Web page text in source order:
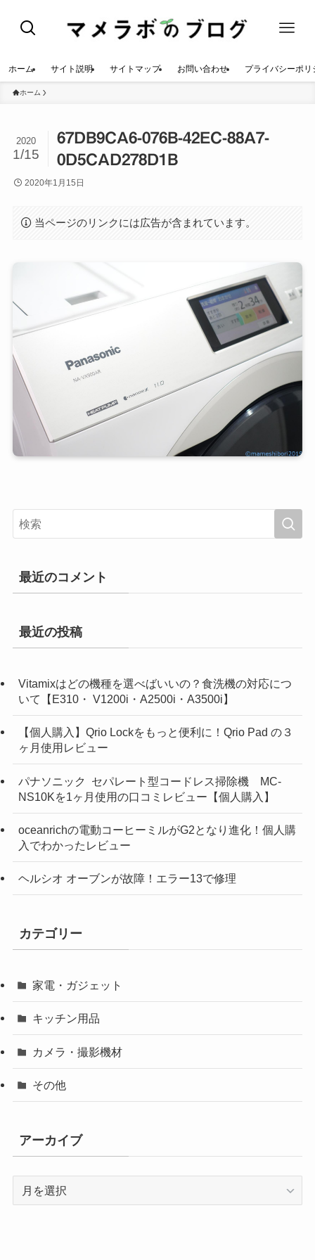
ホーム サイト説明 サイトマップ お問い合わせ プライバシーポリ
ホーム
67DB9CA6-076B-42EC-88A7-
0D5CAD278D1B
2020
1/15
2020年1月15日
当ページのリンクには広告が含まれています。
最近のコメント
最近の投稿
Vitamixはどの機種を選べばいいの？食洗機の対応につ
いて【E310・ V1200i・A2500i・A3500i】
【個人購入】Qrio Lockをもっと便利に！Qrio Pad の３
ヶ月使用レビュー
パナソニック セパレート型コードレス掃除機 MC-
NS10Kを1ヶ月使用の口コミレビュー【個人購入】
oceanrichの電動コーヒーミルがG2となり進化！個人購
入でわかったレビュー
ヘルシオ オーブンが故障！エラー13で修理
カテゴリー
家電・ガジェット
キッチン用品
カメラ・撮影機材
その他
アーカイブ